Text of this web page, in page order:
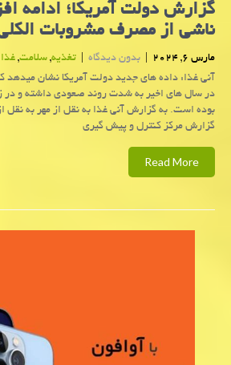
گزارش دولت آمریكا؛ ادامه
ناشی از مصرف مشروبات الکلی
مارس 6, 2024 | بدون دیدگاه | تغذیه,سلامت,غذا
آنی غذا: داده های جدید دولت آمریکا نشان میدهد
در سال های اخیر به شدت روند صعودی داشته و در
بوده است. به گزارش آنی غذا به نقل از مهر به نقل
گزارش مرکز کنترل و پیش گیری
Read More